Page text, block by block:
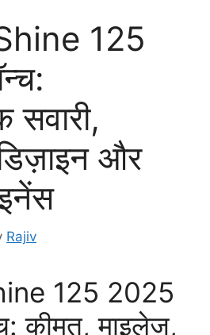
125
सवारी,
और
Rajiv
125 2025
कीमत, माइलेज,